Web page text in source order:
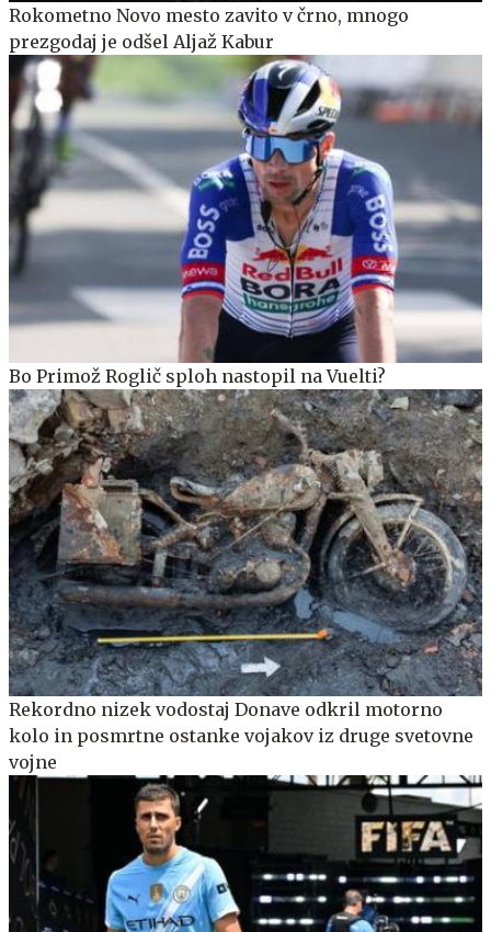
Rokometno Novo mesto zavito v črno, mnogo
prezgodaj je odšel Aljaž Kabur
Bo Primož Roglič sploh nastopil na Vuelti?
Rekordno nizek vodostaj Donave odkril motorno
kolo in posmrtne ostanke vojakov iz druge svetovne
vojne